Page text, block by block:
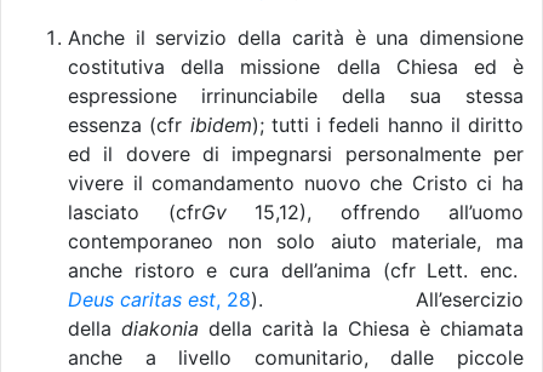
Anche il servizio della carità è una dimensione
costitutiva della missione della Chiesa ed è
espressione irrinunciabile della sua stessa
essenza (cfr ibidem); tutti i fedeli hanno il diritto
ed il dovere di impegnarsi personalmente per
vivere il comandamento nuovo che Cristo ci ha
lasciato (cfrGv15,12), offrendo all’uomo
contemporaneo non solo aiuto materiale, ma
anche ristoro e cura dell’anima (cfr Lett. enc.
Deus caritas est, 28). All’esercizio
della diakonia della carità la Chiesa è chiamata
anche a livello comunitario, dalle piccole